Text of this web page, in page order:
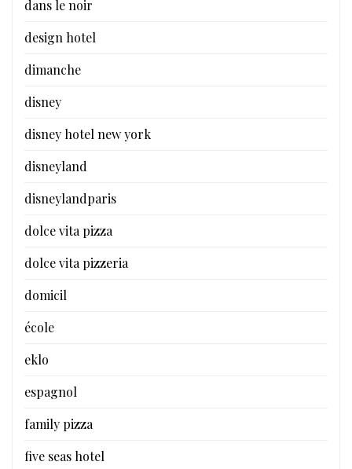
dans le noir
design hotel
dimanche
disney
disney hotel new york
disneyland
disneylandparis
dolce vita pizza
dolce vita pizzeria
domicil
école
eklo
espagnol
family pizza
five seas hotel